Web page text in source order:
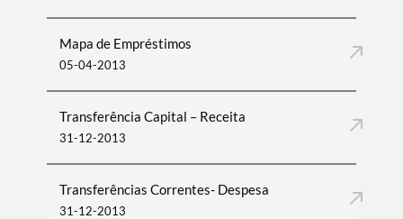
Mapa de Empréstimos
05-04-2013
Transferência Capital – Receita
31-12-2013
Transferências Correntes- Despesa
31-12-2013